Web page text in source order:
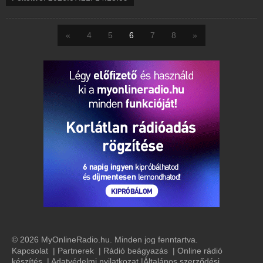
« 4 5 6 7 8 »
© 2026 MyOnlineRadio.hu. Minden jog fenntartva.
Kapcsolat | Partnerek | Rádió beágyazás | Online rádió